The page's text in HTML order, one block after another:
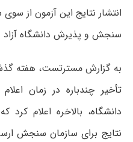
انتشار نتایج این آزمون از
سنجش و پذیرش دانشگاه آزاد
به گزارش مسترتست، هفته
دانشگاه، بالاخره اعلام کرد که